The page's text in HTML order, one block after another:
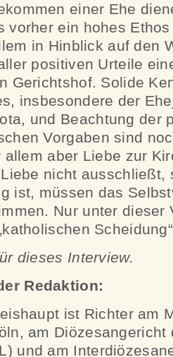
einer Ehe
vorher ein hohes
in Hinblick auf den
positiven Urteile
Gerichtshof. Solide
insbesondere der
und Beachtung der
Vorgaben sind
allem aber Liebe zur
nicht ausschließt,
ist, müssen das
Nur unter dieser
dieses Interview.
Redaktion:
ist Richter am
am Diözesangericht
und am